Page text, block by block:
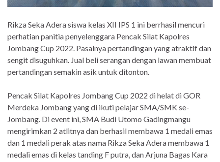
Rikza Seka Adera siswa kelas XII IPS 1 ini berrhasil mencuri
perhatian panitia penyelenggara Pencak Silat Kapolres
Jombang Cup 2022. Pasalnya pertandingan yang atraktif dan
sengit disuguhkan. Jual beli serangan dengan lawan membuat
pertandingan semakin asik untuk ditonton.
Pencak Silat Kapolres Jombang Cup 2022 di helat di GOR
Merdeka Jombang yang di ikuti pelajar SMA/SMK se-
Jombang. Di event ini, SMA Budi Utomo Gadingmangu
mengirimkan 2 atlitnya dan berhasil membawa 1 medali emas
dan 1 medali perak atas nama Rikza Seka Adera membawa 1
medali emas di kelas tanding F putra, dan Arjuna Bagas Kara